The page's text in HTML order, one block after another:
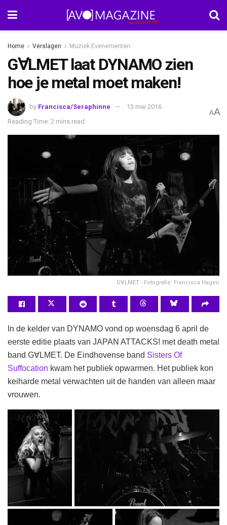
Home Verslagen Muziek Evenementen
G∀LMET laat DYNAMO zien
hoe je metal moet maken!
by Francisca/Seraphinne
13 mei 2016
Reading Time: 2 mins read
AA
G∀LMET - Fotografie: Francisca Hagen
In de kelder van DYNAMO vond op woensdag 6 april de
eerste editie plaats van JAPAN ATTACKS! met death metal
band G∀LMET. De Eindhovense band Sisters Of
Suffocation kwam het publiek opwarmen. Het publiek kon
keiharde metal verwachten uit de handen van alleen maar
vrouwen.